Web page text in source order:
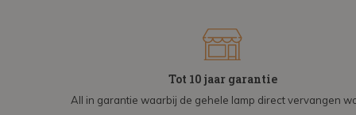
Tot 10 jaar garantie
All in garantie waarbij de gehele lamp direct vervangen